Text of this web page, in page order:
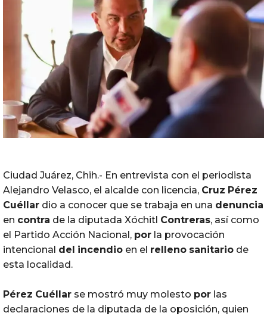
Ciudad Juárez, Chih.- En entrevista con el periodista
Alejandro Velasco, el alcalde con licencia, Cruz Pérez
Cuéllar dio a conocer que se trabaja en una denuncia
en contra de la diputada Xóchitl Contreras, así como
el Partido Acción Nacional, por la provocación
intencional del incendio en el relleno sanitario de
esta localidad.
Pérez Cuéllar se mostró muy molesto por las
declaraciones de la diputada de la oposición, quien